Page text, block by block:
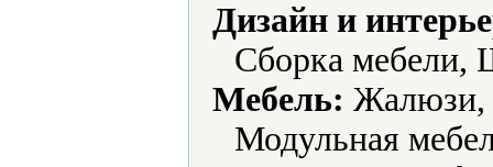
Дизайн и
Сборка
Мебель: Жалюзи,
Модульная